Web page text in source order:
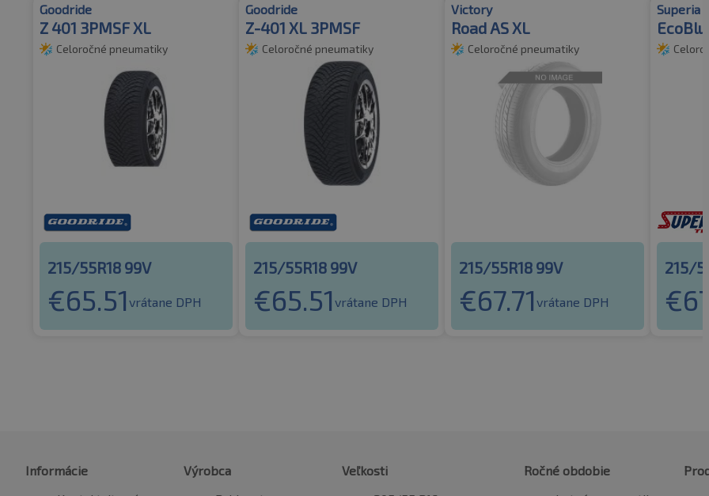
Goodride
Z 401 3PMSF XL
Celoročné pneumatiky
215/55R18 99V
€65.51 vrátane DPH
Goodride
Z-401 XL 3PMSF
Celoročné pneumatiky
215/55R18 99V
€65.51 vrátane DPH
Victory
Road AS XL
Celoročné pneumatiky
215/55R18 99V
€67.71 vrátane DPH
Superia
215/
€
Informácie
Výrobca
Veľkosti
Ročné obdobie